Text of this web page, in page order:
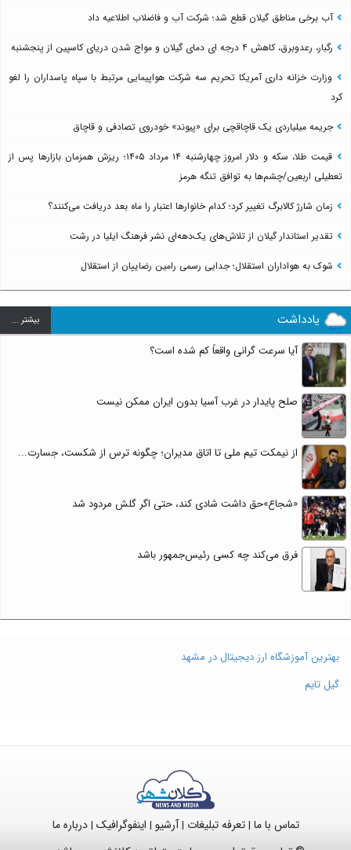
آب برخی مناطق گیلان قطع شد؛ شرکت آب و فاضلاب اطلاعیه داد
رگبار، رعدوبرق، کاهش ۴ درجه ای دمای گیلان و مواج شدن دریای کاسپین از پنجشنبه
وزارت خزانه داری آمریکا تحریم سه شرکت هواپیمایی مرتبط با سپاه پاسداران را لغو
کرد
جریمه میلیاردی یک قاچاقچی برای «پیوند» خودروی تصادفی و قاچاق
قیمت طلا، سکه و دلار امروز چهارشنبه ۱۴ مرداد ۱۴۰۵؛ ریزش همزمان بازارها پس از
تعطیلی اربعین/چشم‌ها به توافق تنگه هرمز
زمان شارژ کالابرگ تغییر کرد؛ کدام خانوارها اعتبار را ماه بعد دریافت می‌کنند؟
تقدیر استاندار گیلان از تلاش‌های یک‌دهه‌ای نشر فرهنگ ایلیا در رشت
شوک به هواداران استقلال؛ جدایی رسمی رامین رضاییان از استقلال
یادداشت بيشتر ...
آیا سرعت گرانی واقعاً کم شده است؟
صلح پایدار در غرب آسیا بدون ایران ممکن نیست
از نیمکت تیم ملی تا اتاق مدیران؛ چگونه ترس از شکست، جسارت...
«شجاع»حق داشت شادی کند، حتی اگر گلش مردود شد
فرق می‌کند چه کسی رئیس‌جمهور باشد
بهترین آموزشگاه ارز دیجیتال در مشهد
گیل تایم
تماس با ما |تعرفه تبلیغات |آرشیو | اینفوگرافیک |درباره ما